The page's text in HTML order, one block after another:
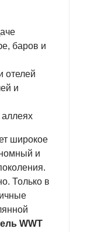
баров и
отелей
и
широкое
и
Только в
WWT